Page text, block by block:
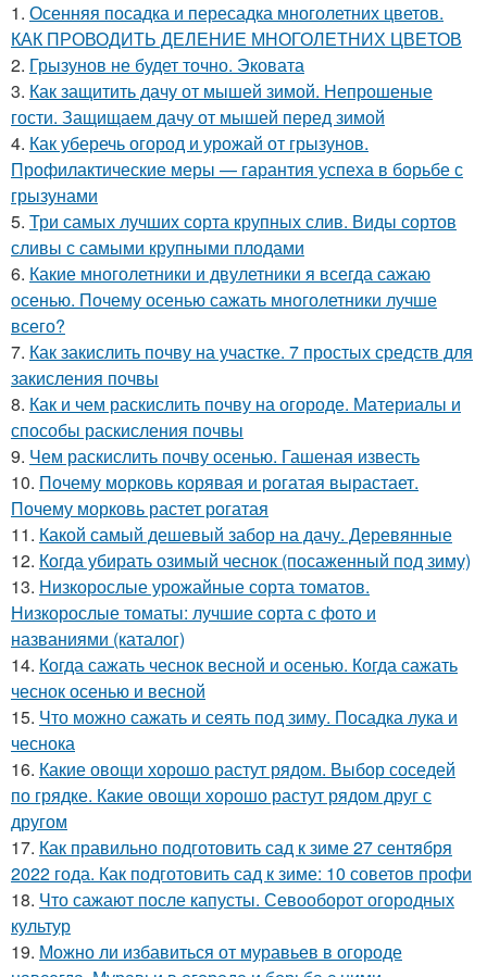
1. Осенняя посадка и пересадка многолетних цветов.
КАК ПРОВОДИТЬ ДЕЛЕНИЕ МНОГОЛЕТНИХ ЦВЕТОВ
2. Грызунов не будет точно. Эковата
3. Как защитить дачу от мышей зимой. Непрошеные
гости. Защищаем дачу от мышей перед зимой
4. Как уберечь огород и урожай от грызунов.
Профилактические меры — гарантия успеха в борьбе с
грызунами
5. Три самых лучших сорта крупных слив. Виды сортов
сливы с самыми крупными плодами
6. Какие многолетники и двулетники я всегда сажаю
осенью. Почему осенью сажать многолетники лучше
всего?
7. Как закислить почву на участке. 7 простых средств для
закисления почвы
8. Как и чем раскислить почву на огороде. Материалы и
способы раскисления почвы
9. Чем раскислить почву осенью. Гашеная известь
10. Почему морковь корявая и рогатая вырастает.
Почему морковь растет рогатая
11. Какой самый дешевый забор на дачу. Деревянные
12. Когда убирать озимый чеснок (посаженный под зиму)
13. Низкорослые урожайные сорта томатов.
Низкорослые томаты: лучшие сорта с фото и
названиями (каталог)
14. Когда сажать чеснок весной и осенью. Когда сажать
чеснок осенью и весной
15. Что можно сажать и сеять под зиму. Посадка лука и
чеснока
16. Какие овощи хорошо растут рядом. Выбор соседей
по грядке. Какие овощи хорошо растут рядом друг с
другом
17. Как правильно подготовить сад к зиме 27 сентября
2022 года. Как подготовить сад к зиме: 10 советов профи
18. Что сажают после капусты. Севооборот огородных
культур
19. Можно ли избавиться от муравьев в огороде